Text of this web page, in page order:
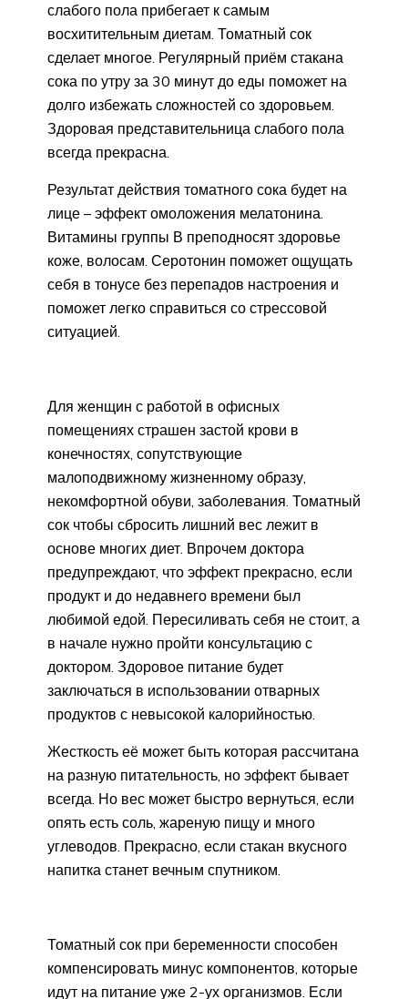
слабого пола прибегает к самым
восхитительным диетам. Томатный сок
сделает многое. Регулярный приём стакана
сока по утру за 30 минут до еды поможет на
долго избежать сложностей со здоровьем.
Здоровая представительница слабого пола
всегда прекрасна.
Результат действия томатного сока будет на
лице – эффект омоложения мелатонина.
Витамины группы В преподносят здоровье
коже, волосам. Серотонин поможет ощущать
себя в тонусе без перепадов настроения и
поможет легко справиться со стрессовой
ситуацией.
Для женщин с работой в офисных
помещениях страшен застой крови в
конечностях, сопутствующие
малоподвижному жизненному образу,
некомфортной обуви, заболевания. Томатный
сок чтобы сбросить лишний вес лежит в
основе многих диет. Впрочем доктора
предупреждают, что эффект прекрасно, если
продукт и до недавнего времени был
любимой едой. Пересиливать себя не стоит, а
в начале нужно пройти консультацию с
доктором. Здоровое питание будет
заключаться в использовании отварных
продуктов с невысокой калорийностью.
Жесткость её может быть которая рассчитана
на разную питательность, но эффект бывает
всегда. Но вес может быстро вернуться, если
опять есть соль, жареную пищу и много
углеводов. Прекрасно, если стакан вкусного
напитка станет вечным спутником.
Томатный сок при беременности способен
компенсировать минус компонентов, которые
идут на питание уже 2-ух организмов. Если